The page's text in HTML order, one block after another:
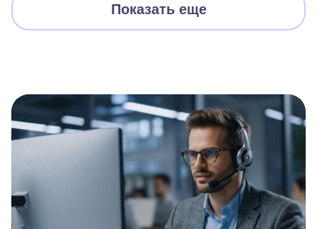
Показать еще